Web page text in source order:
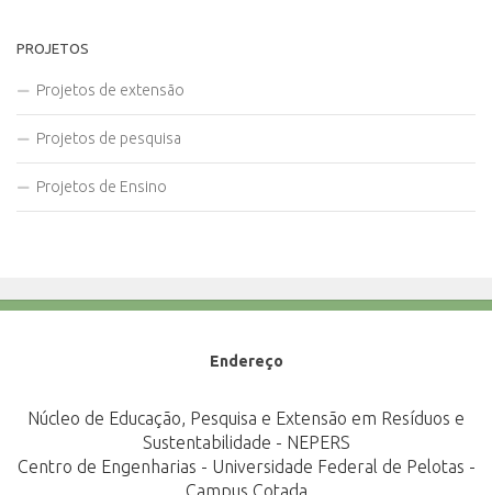
PROJETOS
Projetos de extensão
Projetos de pesquisa
Projetos de Ensino
Endereço
Núcleo de Educação, Pesquisa e Extensão em Resíduos e
Sustentabilidade - NEPERS
Centro de Engenharias - Universidade Federal de Pelotas -
Campus Cotada